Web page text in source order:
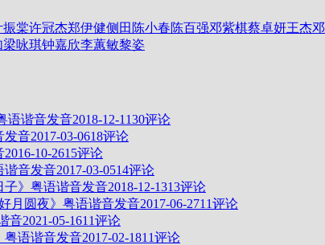
振棠许冠杰郑伊健侧田 陈小春陈百强邓紫棋蔡卓妍王杰
梁咏琪钟嘉欣李蕙敏黎姿
语谐音发音2018-12-1130评论
发音2017-03-0618评论
2016-10-2615评论
谐音发音2017-03-0514评论
子》粤语谐音发音2018-12-1313评论
月圆夜》粤语谐音发音2017-06-2711评论
音2021-05-1611评论
粤语谐音发音2017-02-1811评论